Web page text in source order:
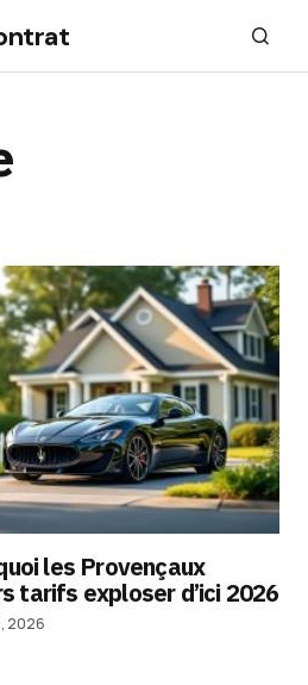
les Provençaux
tarifs exploser d’ici 2026
2026